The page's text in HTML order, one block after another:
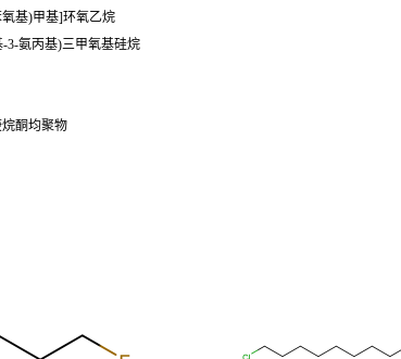
氧基)甲基]环氧乙烷
-3-氨丙基)三甲氧基硅烷
烷酮均聚物